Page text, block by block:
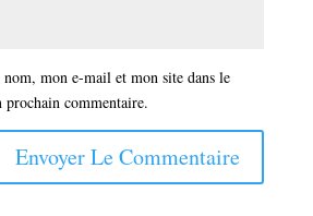
mon e-mail et mon site dans le
commentaire.